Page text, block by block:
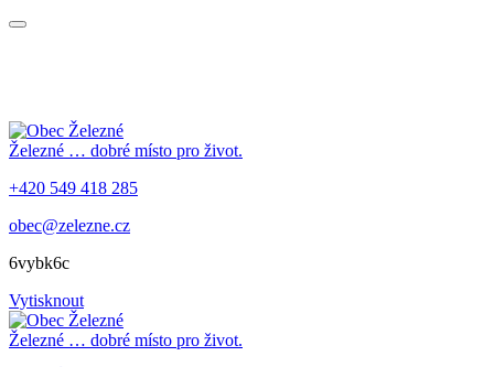
Železné … dobré místo pro život.
+420 549 418 285
obec@zelezne.cz
6vybk6c
Vytisknout
Železné … dobré místo pro život.